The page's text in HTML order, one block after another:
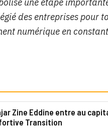
des entreprises pour
numérique en
Zine Eddine entre au
Transition